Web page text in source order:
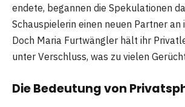
endete, begannen die Spekulationen
Schauspielerin einen neuen Partner an
Doch Maria Furtwängler hält ihr
unter Verschluss, was zu vielen
Die Bedeutung von